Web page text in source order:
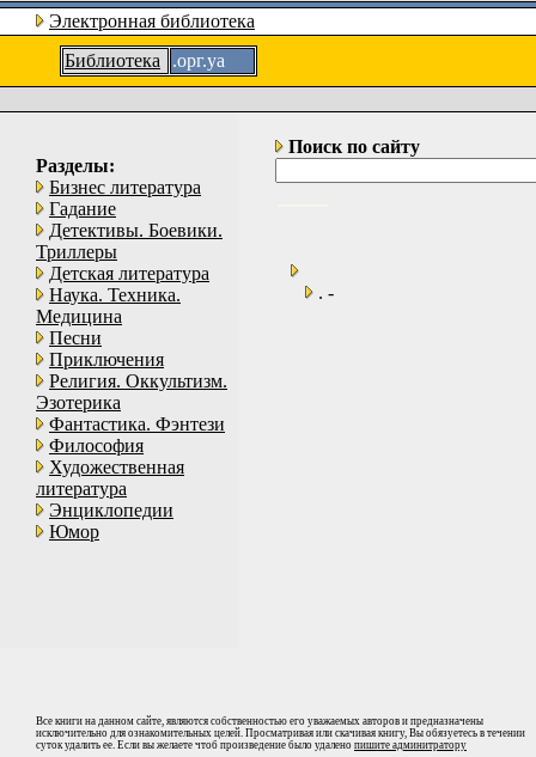
Электронная библиотека
Библиотека
.орг.уа
Разделы:
Бизнес литература
Гадание
Детективы. Боевики.
Триллеры
Детская литература
Наука. Техника.
Медицина
Песни
Приключения
Религия. Оккультизм.
Эзотерика
Фантастика. Фэнтези
Философия
Художественная
литература
Энциклопедии
Юмор
Поиск по сайту
. -
Все книги на данном сайте, являются собственностью его уважаемых авторов и предназначены
исключительно для ознакомительных целей. Просматривая или скачивая книгу, Вы обязуетесь в течении
суток удалить ее. Если вы желаете чтоб произведение было удалено пишите админитратору